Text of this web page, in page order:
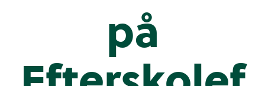
på